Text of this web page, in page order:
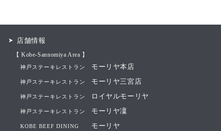
店舗情報
【 Kobe-Sannomiya Area 】
神戸ステーキレストラン モーリヤ本店
神戸ステーキレストラン モーリヤ三宮店
神戸ステーキレストラン ロイヤルモーリヤ
神戸ステーキレストラン モーリヤ凜
KOBE BEEF DINING モーリヤ